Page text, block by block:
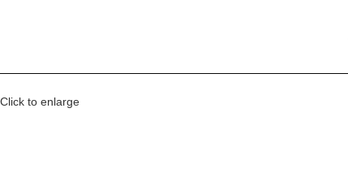
Click to enlarge